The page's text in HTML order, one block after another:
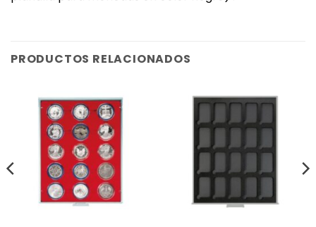
PRODUCTOS RELACIONADOS